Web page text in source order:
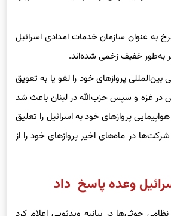
که ترافیک پس از حدود یک ساعت دوباره
به عنوان سازمان خدمات امدادی اسرائیل
به‌طور خفیف زخمی شده‌اند.
پروازهای خود را لغو یا به تعویق
در غزه و سپس حزب‌الله در لبنان باعث شد
پروازهای خود به اسرائیل را تعلیق
در ماه‌های اخیر پروازهای خود را از